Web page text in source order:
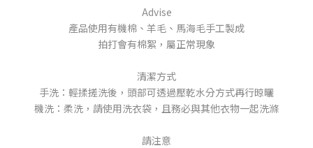
Advise
產品使用有機棉、羊毛、馬海毛手工製成
拍打會有棉絮，屬正常現象
清潔方式
手洗：輕揉搓洗後，頭部可透過壓乾水分方式再行晾曬
機洗：柔洗，請使用洗衣袋，且務必與其他衣物一起洗滌
請注意